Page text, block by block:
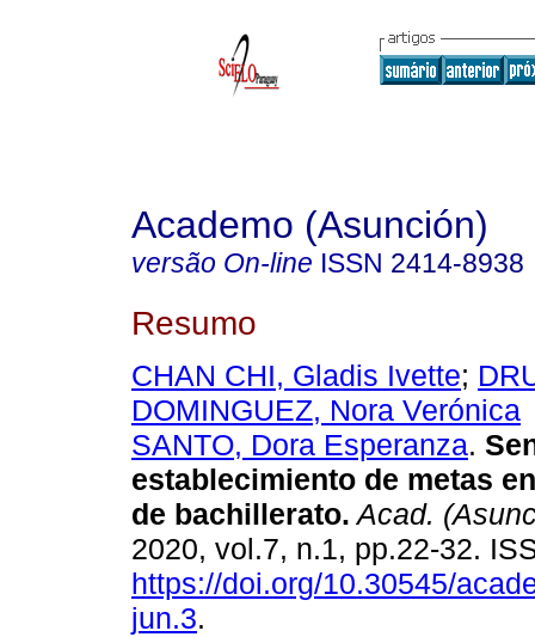
Academo (Asunción)
versão On-line ISSN 2414-8938
Resumo
CHAN CHI, Gladis Ivette;
DOMINGUEZ, Nora Verónica
SANTO, Dora Esperanza.
establecimiento de metas
de bachillerato. Acad.
2020, vol.7, n.1, pp.22-32.
https://doi.org/10.30545/
jun.3.